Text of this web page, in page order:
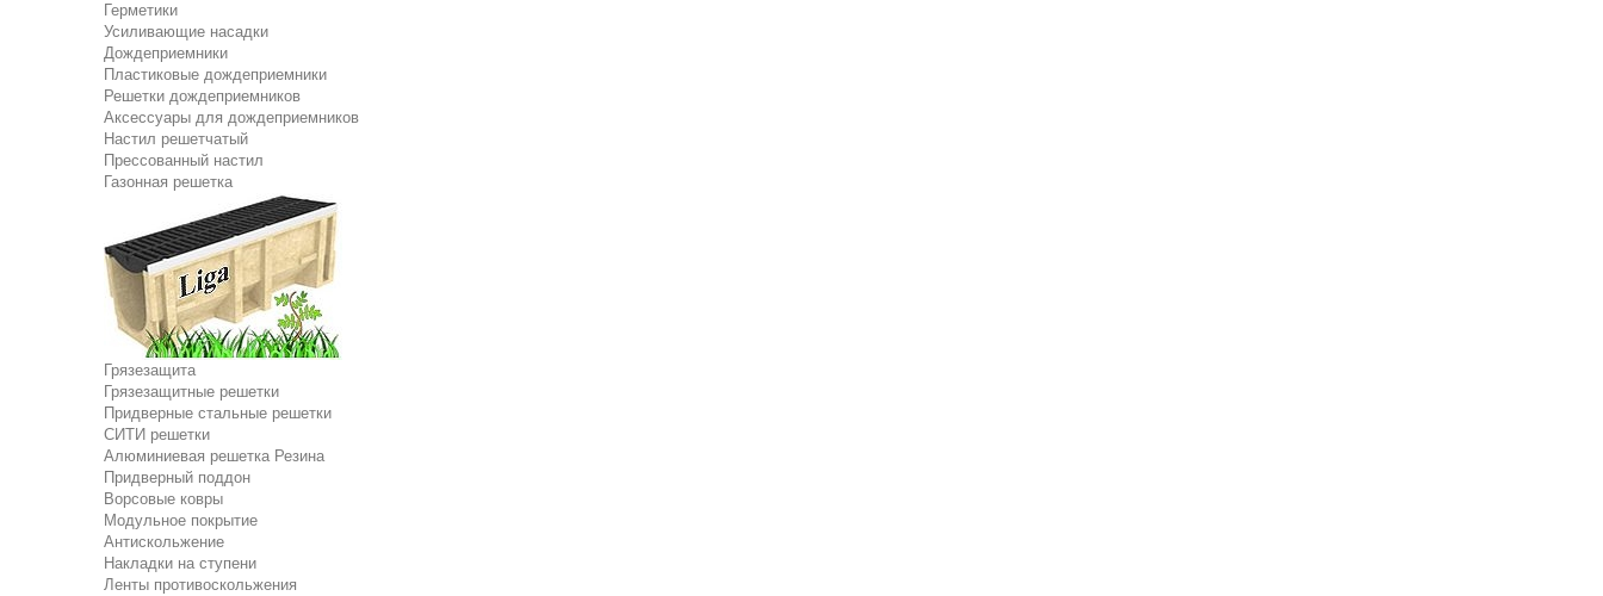
Герметики
Усиливающие насадки
Дождеприемники
Пластиковые дождеприемники
Решетки дождеприемников
Аксессуары для дождеприемников
Настил решетчатый
Прессованный настил
Газонная решетка
Грязезащита
Грязезащитные решетки
Придверные стальные решетки
СИТИ решетки
Алюминиевая решетка Резина
Придверный поддон
Ворсовые ковры
Модульное покрытие
Антискольжение
Накладки на ступени
Ленты противоскольжения